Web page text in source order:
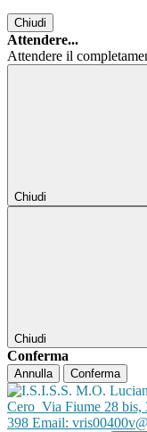
Chiudi
Attendere...
Attendere il
Chiudi
Chiudi
Conferma
Annulla Conferma
Cero Via Fiume 28 bis,
398 Email: